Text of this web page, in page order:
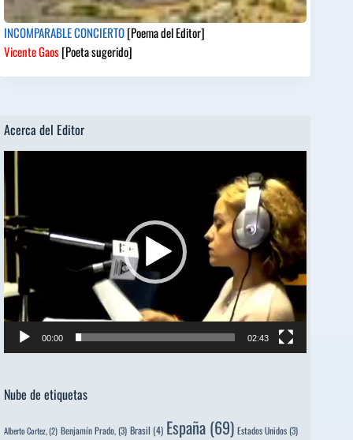
INCOMPARABLE CONCIERTO[Poema del Editor]
Vicente Gaos[Poeta sugerido]
Acerca del Editor
de
vídeo
00:00 02:43
Nube de etiquetas
Alberto Cortez, (2) Benjamín Prado,(3) Brasil (4) España (69) Estados Unidos(3)